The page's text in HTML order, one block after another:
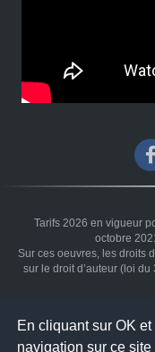
En cliquant sur OK
navigation sur ce
Tarifs 2026 en vigueur
octobre
Sur ces oeuvres, les droits
sur le droit d’auteur (loi
Copyright 2026 Héritage du